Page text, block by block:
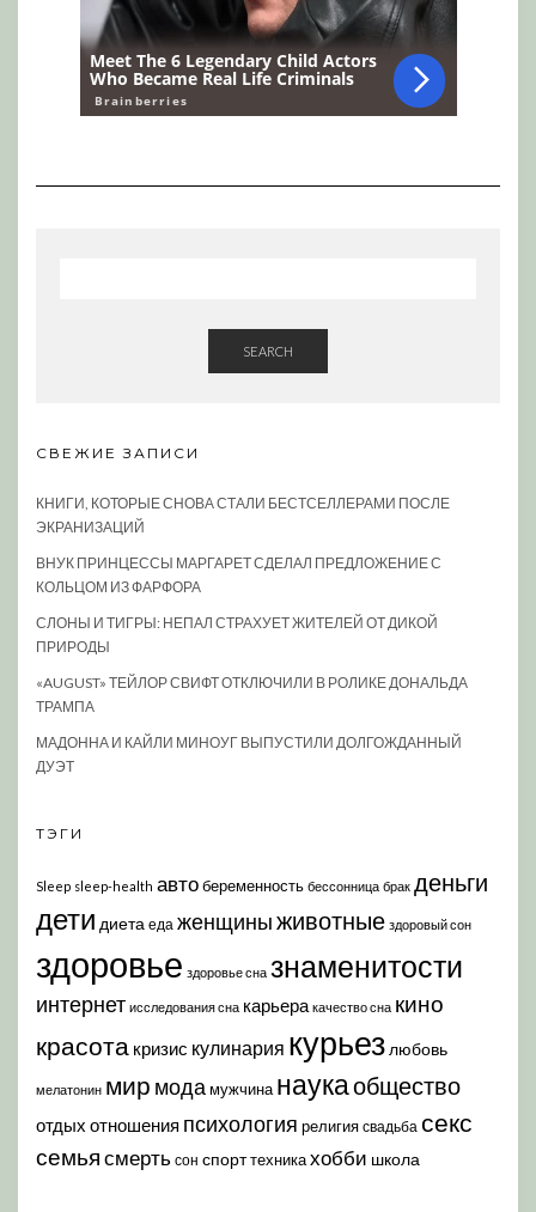
SEARCH
СВЕЖИЕ ЗАПИСИ
КНИГИ, КОТОРЫЕ СНОВА СТАЛИ БЕСТСЕЛЛЕРАМИ ПОСЛЕ
ЭКРАНИЗАЦИЙ
ВНУК ПРИНЦЕССЫ МАРГАРЕТ СДЕЛАЛ ПРЕДЛОЖЕНИЕ С
КОЛЬЦОМ ИЗ ФАРФОРА
СЛОНЫ И ТИГРЫ: НЕПАЛ СТРАХУЕТ ЖИТЕЛЕЙ ОТ ДИКОЙ
ПРИРОДЫ
«AUGUST» ТЕЙЛОР СВИФТ ОТКЛЮЧИЛИ В РОЛИКЕ ДОНАЛЬДА
ТРАМПА
МАДОННА И КАЙЛИ МИНОУГ ВЫПУСТИЛИ ДОЛГОЖДАННЫЙ
ДУЭТ
ТЭГИ
Sleep sleep-health автобеременность бессонница брак деньги
дети диета еда женщиныживотные здоровый сон
здоровье здоровье сна знаменитости
интернет исследования сна карьера качество сна кино
красота кризис кулинария курьез любовь
мелатонин мир модамужчина наукаобщество
отдых отношения психология религия свадьба секс
семья смерть сон спорттехникахобби школа